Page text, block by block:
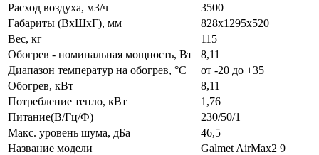
Расход воздуха, м3/ч
3500
Габариты (ВxШxГ), мм
828x1295x520
Вес, кг
115
Обогрев - номинальная мощность, Вт
8,11
Диапазон температур на обогрев, °C
от -20 до +35
Обогрев, кВт
8,11
Потребление тепло, кВт
1,76
Питание(В/Гц/Ф)
230/50/1
Макс. уровень шума, дБа
46,5
Название модели
Galmet AirMax2 9